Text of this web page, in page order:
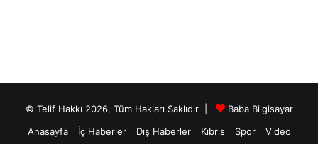
© Telif Hakkı 2026, Tüm Hakları Saklıdır |
Baba Bilgisayar
Anasayfa
İç Haberler Dış Haberler Kıbrıs Spor Video